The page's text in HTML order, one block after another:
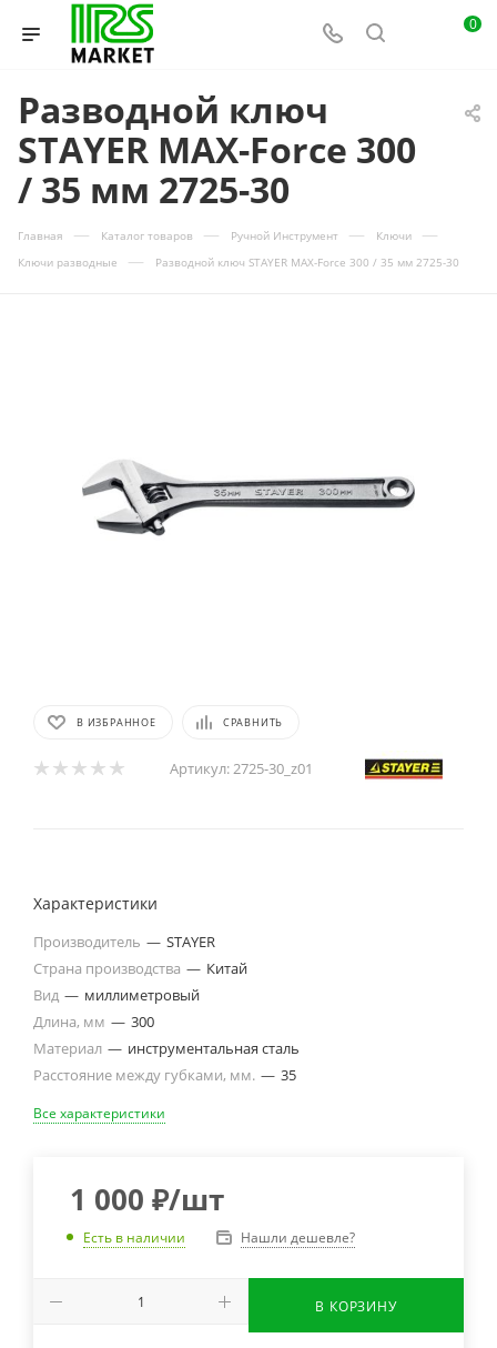
0
Разводной ключ
STAYER MAX-Force 300
/ 35 мм 2725-30
Главная — Каталог товаров — Ручной Инструмент — Ключи —
Ключи разводные — Разводной ключ STAYER MAX-Force 300 / 35 мм 2725-30
В ИЗБРАННОЕ СРАВНИТЬ
Артикул:2725-30_z01
Характеристики
Производитель — STAYER
Страна производства — Китай
Вид — миллиметровый
Длина, мм — 300
Материал — инструментальная сталь
Расстояние между губками, мм. — 35
Все характеристики
1 000 ₽/шт
Есть в наличии Нашли дешевле?
В КОРЗИНУ